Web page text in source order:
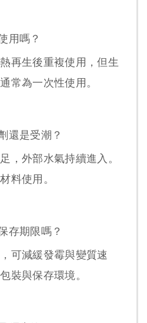
用嗎？
再生後重複使用，但生
常為一次性使用。
還是受潮？
，外部水氣持續進入。
料使用。
存期限嗎？
可減緩發霉與變質速
裝與保存環境。